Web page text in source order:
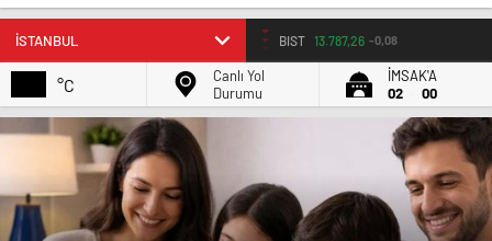
BIST 13.787,26 -0,08
°C
Canlı Yol
Durumu
İMSAK'A
02
00